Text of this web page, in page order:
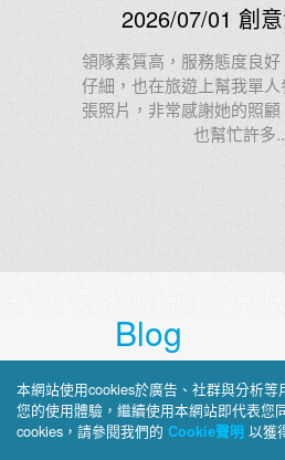
施
2026/07/03
阿德很棒！我給他：
Blog
上順部落格
深入介紹旅途見聞、
本網站使用cookies於廣告、社群與分析等
您的使用體驗，繼續使用本網站即代表您
cookies，請參閱我們的 Cookie聲明 以獲